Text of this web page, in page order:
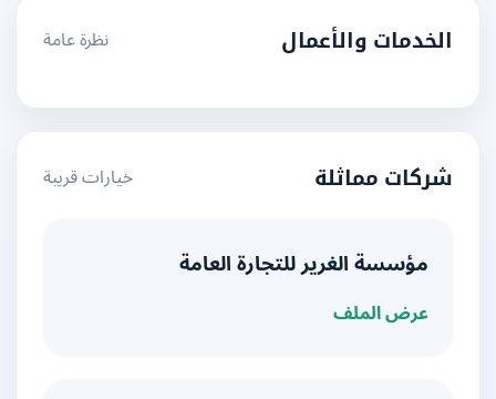
الخدمات والأعمال نظرة عامة
شركات مماثلة خيارات قريبة
مؤسسة الغرير للتجارة العامة
عرض الملف